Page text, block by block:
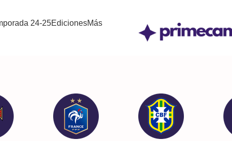
24-25EdicionesMás